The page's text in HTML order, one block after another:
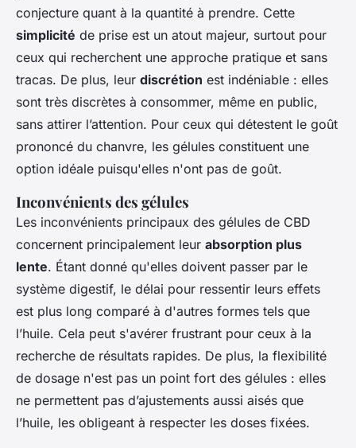
conjecture quant à la quantité à prendre. Cette
simplicité de prise est un atout majeur, surtout pour
ceux qui recherchent une approche pratique et sans
tracas. De plus, leur discrétion est indéniable : elles
sont très discrètes à consommer, même en public,
sans attirer l’attention. Pour ceux qui détestent le goût
prononcé du chanvre, les gélules constituent une
option idéale puisqu'elles n'ont pas de goût.
Inconvénients des gélules
Les inconvénients principaux des gélules de CBD
concernent principalement leur absorption plus
lente. Étant donné qu'elles doivent passer par le
système digestif, le délai pour ressentir leurs effets
est plus long comparé à d'autres formes tels que
l’huile. Cela peut s'avérer frustrant pour ceux à la
recherche de résultats rapides. De plus, la flexibilité
de dosage n'est pas un point fort des gélules : elles
ne permettent pas d’ajustements aussi aisés que
l’huile, les obligeant à respecter les doses fixées.